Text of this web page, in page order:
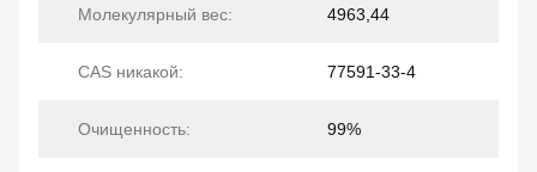
Молекулярный вес: 4963,44
CAS никакой: 77591-33-4
Очищенность: 99%